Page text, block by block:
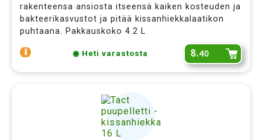
rakenteensa ansiosta itseensä kaiken kosteuden ja
bakteerikasvustot ja pitää kissanhiekkalaatikon
puhtaana. Pakkauskoko 4.2 L
◉ Heti varastosta 8.40